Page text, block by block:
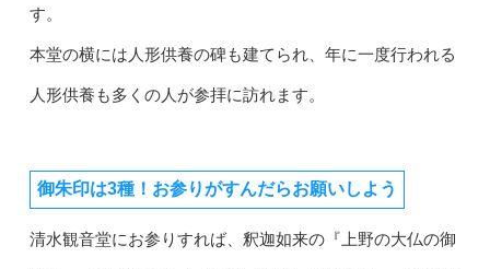
す。
本堂の横には人形供養の碑も建てられ、年に一度行われる
人形供養も多くの人が参拝に訪れます。
御朱印は3種！お参りがすんだらお願いしよう
清水観音堂にお参りすれば、釈迦如来の『上野の大仏の御